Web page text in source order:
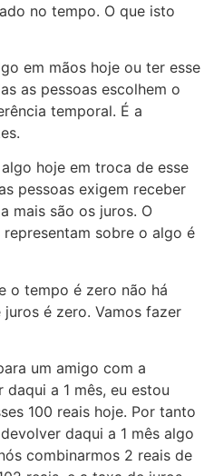
no tempo. O que isto
em mãos hoje ou ter esse
as pessoas escolhem o
temporal. É a
hoje em troca de esse
pessoas exigem receber
mais são os juros. O
sobre o algo é
o tempo é zero não há
é zero. Vamos fazer
um amigo com a
a 1 mês, eu estou
100 reais hoje. Por tanto
daqui a 1 mês algo
combinarmos 2 reais de